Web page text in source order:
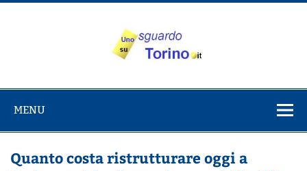
Salta
su Torino
MENU
Quanto costa ristrutturare oggi a